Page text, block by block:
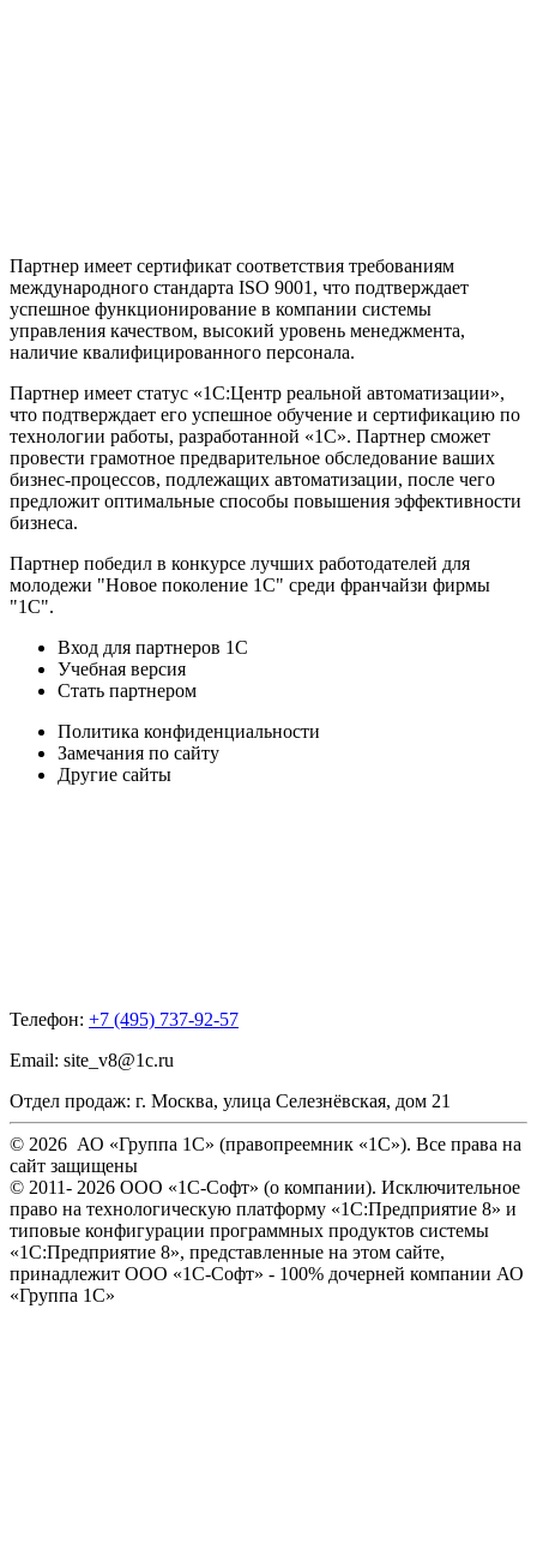
Партнер имеет сертификат соответствия требованиям
международного стандарта ISO 9001, что подтверждает
успешное функционирование в компании системы
управления качеством, высокий уровень менеджмента,
наличие квалифицированного персонала.
Партнер имеет статус «1С:Центр реальной автоматизации»,
что подтверждает его успешное обучение и сертификацию по
технологии работы, разработанной «1С». Партнер сможет
провести грамотное предварительное обследование ваших
бизнес-процессов, подлежащих автоматизации, после чего
предложит оптимальные способы повышения эффективности
бизнеса.
Партнер победил в конкурсе лучших работодателей для
молодежи "Новое поколение 1С" среди франчайзи фирмы
"1С".
Вход для партнеров 1С
Учебная версия
Стать партнером
Политика конфиденциальности
Замечания по сайту
Другие сайты
Телефон: +7 (495) 737-92-57
Email: site_v8@1c.ru
Отдел продаж: г. Москва, улица Селезнёвская, дом 21
© 2026 АО «Группа 1С» (правопреемник «1С»). Все права на
сайт защищены
© 2011- 2026 ООО «1С-Софт» (о компании). Исключительное
право на технологическую платформу «1С:Предприятие 8» и
типовые конфигурации программных продуктов системы
«1С:Предприятие 8», представленные на этом сайте,
принадлежит ООО «1С-Софт» - 100% дочерней компании АО
«Группа 1С»